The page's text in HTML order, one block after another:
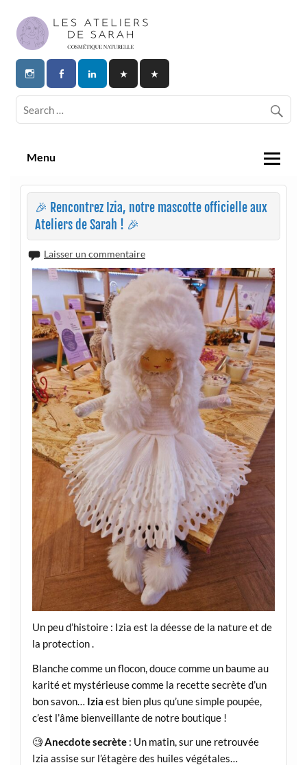
content
Les Ateliers de Sarah | Cosmetique
Naturelle
Menu
🎉 Rencontrez Izia, notre mascotte officielle aux
Ateliers de Sarah ! 🎉
Laisser un commentaire
Un peu d’histoire : Izia est la déesse de la nature et de
la protection .
Blanche comme un flocon, douce comme un baume au
karité et mystérieuse comme la recette secrète d’un
bon savon… Izia est bien plus qu’une simple poupée,
c’est l’âme bienveillante de notre boutique !
🧐Anecdote secrète: Un matin, sur une retrouvée
Izia assise sur l’étagère des huiles végétales…